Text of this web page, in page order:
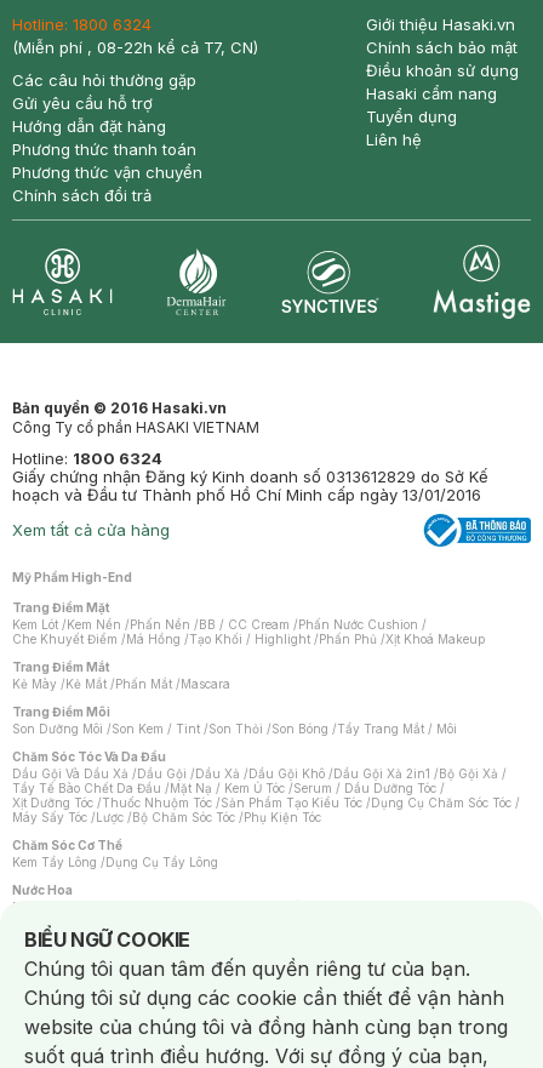
Hotline: 1800 6324
(Miễn phí , 08-22h kể cả T7, CN)
Các câu hỏi thường gặp
Gửi yêu cầu hỗ trợ
Hướng dẫn đặt hàng
Phương thức thanh toán
Phương thức vận chuyển
Chính sách đổi trả
Giới thiệu Hasaki.vn
Chính sách bảo mật
Điều khoản sử dụng
Hasaki cẩm nang
Tuyển dụng
Liên hệ
Bản quyền © 2016 Hasaki.vn
Công Ty cổ phần HASAKI VIETNAM
Hotline: 1800 6324
Giấy chứng nhận Đăng ký Kinh doanh số 0313612829 do Sở Kế
hoạch và Đầu tư Thành phố Hồ Chí Minh cấp ngày 13/01/2016
Xem tất cả cửa hàng
Mỹ Phẩm High-End
Trang Điểm Mặt
Kem Lót /Kem Nền /Phấn Nền /BB / CC Cream /Phấn Nước Cushion /
Che Khuyết Điểm /Má Hồng /Tạo Khối / Highlight /Phấn Phủ /Xịt Khoá Makeup
Trang Điểm Mắt
Kẻ Mày /Kẻ Mắt /Phấn Mắt /Mascara
Trang Điểm Môi
Son Dưỡng Môi /Son Kem / Tint /Son Thỏi /Son Bóng /Tẩy Trang Mắt / Môi
Chăm Sóc Tóc Và Da Đầu
Dầu Gội Và Dầu Xả /Dầu Gội /Dầu Xả /Dầu Gội Khô /Dầu Gội Xả 2in1 /Bộ Gội Xả /
Tẩy Tế Bào Chết Da Đầu /Mặt Nạ / Kem Ủ Tóc /Serum / Dầu Dưỡng Tóc /
Xịt Dưỡng Tóc /Thuốc Nhuộm Tóc /Sản Phẩm Tạo Kiểu Tóc /Dụng Cụ Chăm Sóc Tóc /
Máy Sấy Tóc /Lược /Bộ Chăm Sóc Tóc /Phụ Kiện Tóc
Chăm Sóc Cơ Thể
Kem Tẩy Lông /Dụng Cụ Tẩy Lông
Nước Hoa
Nước Hoa Nữ
Chăm Sóc Cá Nhân
Chống Muỗi /Khẩu Trang /Máy Massage/Mặt Nạ Xông Hơi /Nước Rửa Tay/
Sản Phẩm Chăm Sóc Khác /Bàn Chải Đánh Răng /Bàn Chải Điện/
Hỗ Trợ Trắng Răng/Kem Đánh Răng /Máy Tăm Nước/ Nước Súc Miệng/
Tăm / Chỉ Nha Khoa/ Xịt Thơm Miệng / Dung Dịch Vệ Sinh/Dưỡng Vùng Kín/
Khăn Ướt Vệ Sinh Vùng Kín/Băng Vệ Sinh/Tampon/Bọt Cạo Râu /Dao Cạo Râu/
Máy Cạo Râu
BIỂU NGỮ COOKIE
Notice about cookies usage
Chúng tôi quan tâm đến quyền riêng tư của bạn.
Chúng tôi sử dụng các cookie cần thiết để vận hành
website của chúng tôi và đồng hành cùng bạn trong
suốt quá trình điều hướng. Với sự đồng ý của bạn,